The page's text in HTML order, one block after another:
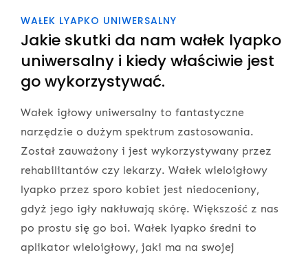
WAŁEK LYAPKO UNIWERSALNY
Jakie skutki da nam wałek lyapko
uniwersalny i kiedy właściwie jest
go wykorzystywać.
Wałek igłowy uniwersalny to fantastyczne
narzędzie o dużym spektrum zastosowania.
Został zauważony i jest wykorzystywany przez
rehabilitantów czy lekarzy. Wałek wieloigłowy
lyapko przez sporo kobiet jest niedoceniony,
gdyż jego igły nakłuwają skórę. Większość z nas
po prostu się go boi. Wałek lyapko średni to
aplikator wieloigłowy, jaki ma na swojej